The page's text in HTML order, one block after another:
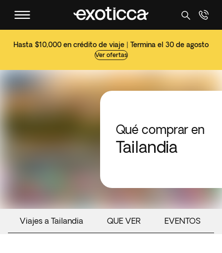
Hasta $10,000 en crédito de viaje | Termina el 30 de agosto
Ver ofertas
Qué comprar en
Tailandia
Viajes a Tailandia QUE VER EVENTOS